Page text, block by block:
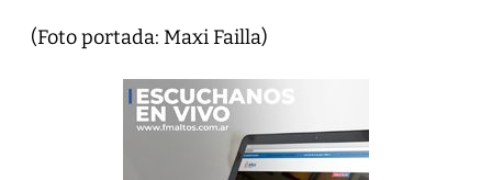
(Foto portada: Maxi Failla)